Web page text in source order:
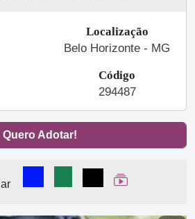
Localização
Belo Horizonte - MG
Código
294487
Quero Adotar!
Compartilhar no Facebook
Compartilhar no
Compartilhar
Ver Web Story